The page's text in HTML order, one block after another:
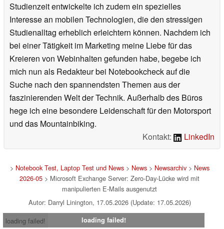
Studienzeit entwickelte ich zudem ein spezielles
Interesse an mobilen Technologien, die den stressigen
Studienalltag erheblich erleichtern können. Nachdem ich
bei einer Tätigkeit im Marketing meine Liebe für das
Kreieren von Webinhalten gefunden habe, begebe ich
mich nun als Redakteur bei Notebookcheck auf die
Suche nach den spannendsten Themen aus der
faszinierenden Welt der Technik. Außerhalb des Büros
hege ich eine besondere Leidenschaft für den Motorsport
und das Mountainbiking.
Kontakt:
LinkedIn
> Notebook Test, Laptop Test und News> News> Newsarchiv> News
2026-05 > Microsoft Exchange Server: Zero-Day-Lücke wird mit
manipulierten E-Mails ausgenutzt
Autor: Darryl Linington, 17.05.2026 (Update: 17.05.2026)
loading failed!
loading failed!